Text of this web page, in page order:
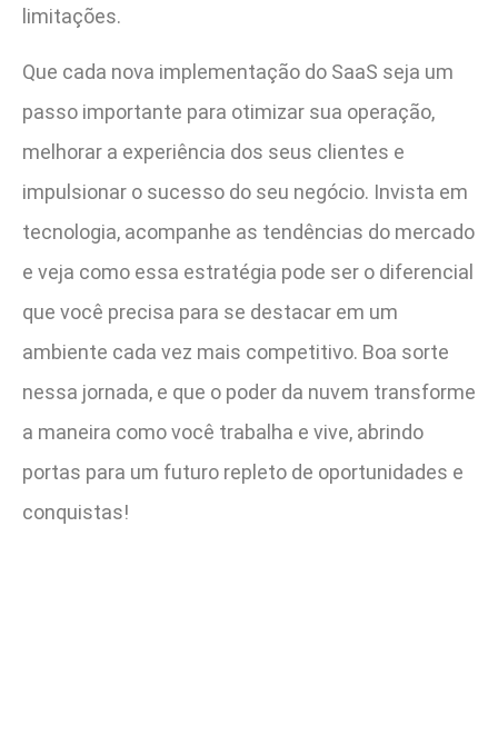
limitações.
Que cada nova implementação do SaaS seja um
passo importante para otimizar sua operação,
melhorar a experiência dos seus clientes e
impulsionar o sucesso do seu negócio. Invista em
tecnologia, acompanhe as tendências do mercado
e veja como essa estratégia pode ser o diferencial
que você precisa para se destacar em um
ambiente cada vez mais competitivo. Boa sorte
nessa jornada, e que o poder da nuvem transforme
a maneira como você trabalha e vive, abrindo
portas para um futuro repleto de oportunidades e
conquistas!